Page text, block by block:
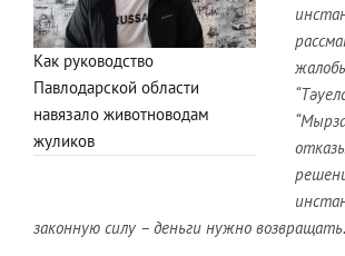
Как руководство
Павлодарской области
навязало животноводам
жуликов
законную силу – деньги нужно возвращать.